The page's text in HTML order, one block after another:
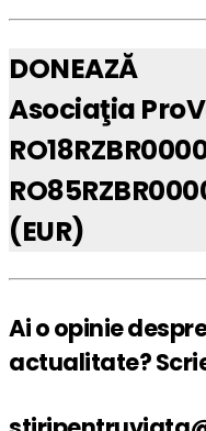
DONEAZĂ
Asociaţia
(EUR)
Ai o opinie
actualitate?